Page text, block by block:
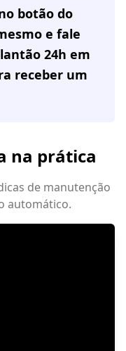
botão do
e fale
24h em
receber um
na prática
de manutenção
automático.